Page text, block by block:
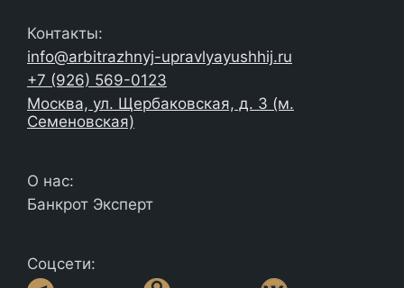
Контакты:
info@arbitrazhnyj-upravlyayushhij.ru
+7 (926) 569-0123
Москва, ул. Щербаковская, д. 3 (м.
Семеновская)
О нас:
Банкрот Эксперт
Соцсети: